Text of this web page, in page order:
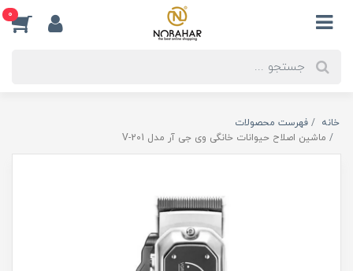
0
خانه
فهرست محصولات
ماشین اصلاح حیوانات خانگی وی جی آر مدل V-201